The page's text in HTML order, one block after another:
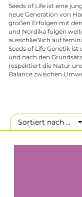
Seeds of Life ist eine
neue Generation von
großen Erfolgen mit
und Nordika folgen
ausschließlich auf
Seeds of Life Genetik
und nach den
respektiert die Natur
Balance zwischen
Sortiert nach ...